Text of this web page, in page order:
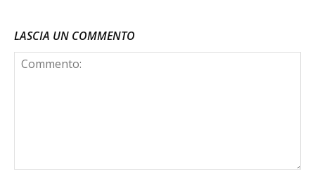
LASCIA UN COMMENTO